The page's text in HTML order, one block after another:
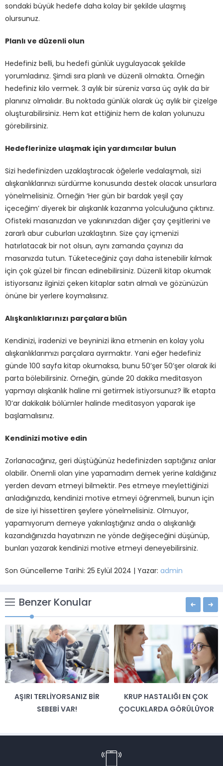
sondaki büyük hedefe daha kolay bir şekilde ulaşmış
olursunuz.
Planlı ve düzenli olun
Hedefiniz belli, bu hedefi günlük uygulayacak şekilde
yorumladınız. Şimdi sıra planlı ve düzenli olmakta. Örneğin
hedefiniz kilo vermek. 3 aylık bir süreniz varsa üç aylık da bir
planınız olmalıdır. Bu noktada günlük olarak üç aylık bir çizelge
oluşturabilirsiniz. Hem kat ettiğiniz hem de kalan yolunuzu
görebilirsiniz.
Hedeflerinize ulaşmak için yardımcılar bulun
Sizi hedefinizden uzaklaştıracak öğelerle vedalaşmalı, sizi
alışkanlıklarınızı sürdürme konusunda destek olacak unsurlara
yönelmelisiniz. Örneğin ‘Her gün bir bardak yeşil çay
içeceğim’ diyerek bir alışkanlık kazanma yolculuğuna çıktınız.
Ofisteki masanızdan ve yakınınızdan diğer çay çeşitlerini ve
zararlı abur cuburları uzaklaştırın. Size çay içmenizi
hatırlatacak bir not olsun, aynı zamanda çayınızı da
masanızda tutun. Tüketeceğiniz çayı daha istenebilir kılmak
için çok güzel bir fincan edinebilirsiniz. Düzenli kitap okumak
istiyorsanız ilginizi çeken kitaplar satın almalı ve gözünüzün
önüne bir yerlere koymalısınız.
Alışkanlıklarınızı parçalara blün
Kendinizi, iradenizi ve beyninizi ikna etmenin en kolay yolu
alışkanlıklarımızı parçalara ayırmaktır. Yani eğer hedefiniz
günde 100 sayfa kitap okumaksa, bunu 50’şer 50’şer olarak iki
parta bölebilirsiniz. Örneğin, günde 20 dakika meditasyon
yapmayı alışkanlık haline mi getirmek istiyorsunuz? İlk etapta
10’ar dakikalık bölümler halinde meditasyon yaparak işe
başlamalısınız.
Kendinizi motive edin
Zorlanacağınız, geri düştüğünüz hedefinizden saptığınız anlar
olabilir. Önemli olan yine yapamadım demek yerine kaldığınız
yerden devam etmeyi bilmektir. Pes etmeye meylettiğinizi
anladığınızda, kendinizi motive etmeyi öğrenmeli, bunun için
de size iyi hissettiren şeylere yönelmelisiniz. Olmuyor,
yapamıyorum demeye yakınlaştığınız anda o alışkanlığı
kazandığınızda hayatınızın ne yönde değişeceğini düşünüp,
bunları yazarak kendinizi motive etmeyi deneyebilirsiniz.
Son Güncelleme Tarihi: 25 Eylül 2024 | Yazar: admin
Benzer Konular
AŞIRI TERLIYORSANIZ BIR
SEBEBI VAR!
KRUP HASTALIĞI EN ÇOK
ÇOCUKLARDA GÖRÜLÜYOR